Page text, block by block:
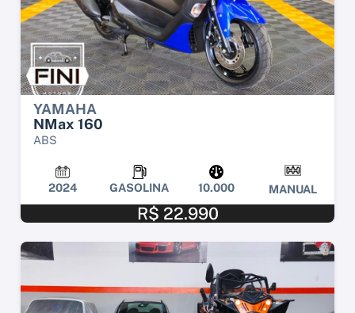
YAMAHA
NMax 160
ABS
2024 GASOLINA 10.000 MANUAL
R$ 22.990